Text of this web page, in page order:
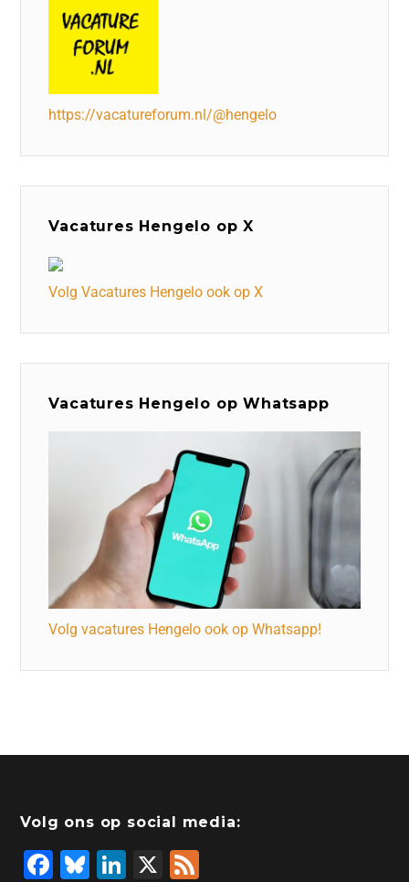
https://vacatureforum.nl/@hengelo
Vacatures Hengelo op X
Volg Vacatures Hengelo ook op X
Vacatures Hengelo op Whatsapp
Volg vacatures Hengelo ook op Whatsapp!
Volg ons op social media:
F
Bl
Li X